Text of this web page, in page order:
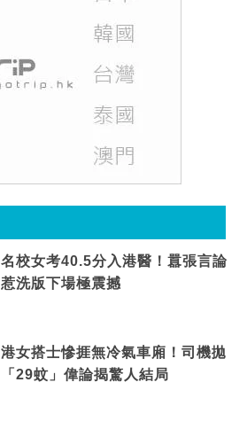
名校女考40.5分入港醫！囂張言論
惹洗版下場極震撼
港女搭士慘捱無冷氣車廂！司機拋
「29蚊」偉論揭驚人結局